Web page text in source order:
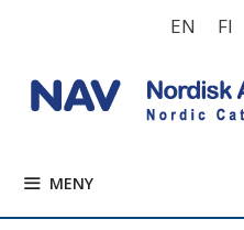
EN FI
MENY